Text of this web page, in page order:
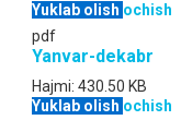
Yuklab olish ochish
pdf
Yanvar-dekabr
Hajmi: 430.50 KB
Yuklab olish ochish